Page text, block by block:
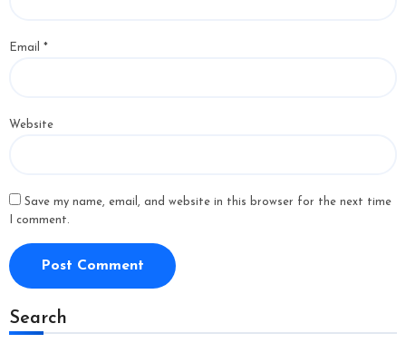
Email *
Website
Save my name, email, and website in this browser for the next time
I comment.
Search